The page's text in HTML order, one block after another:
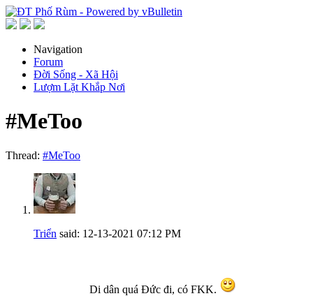
Navigation
Forum
Đời Sống - Xã Hội
Lượm Lặt Khắp Nơi
#MeToo
Thread: #MeToo
Triển said: 12-13-2021 07:12 PM
Di dân quá Đức đi, có FKK.